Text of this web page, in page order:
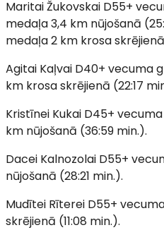
Maritai Žukovskai D55+
medaļa 3,4 km nūjošanā
medaļa 2 km krosa skrējienā
Agitai Kaļvai D40+ vecuma
km krosa skrējienā (22:17
Kristīnei Kukai D45+
km nūjošanā (36:59 min.).
Dacei Kalnozolai D55+
nūjošanā (28:21 min.).
Mudītei Rīterei D55+
skrējienā (11:08 min.).